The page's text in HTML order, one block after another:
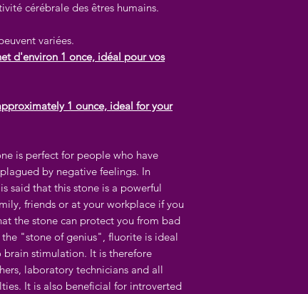
cérébrale des êtres humains.
variées.
d'environ 1 once, idéal pour vos
1 ounce, ideal for your
is perfect for people who have
by negative feelings. In
said that this stone is a powerful
friends or at your workplace if you
the stone can protect you from bad
"stone of genius", fluorite is ideal
stimulation. It is therefore
laboratory technicians and all
It is also beneficial for introverted